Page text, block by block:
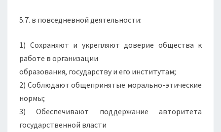
5.7. в повседневной деятельности:
1) Сохраняют и укрепляют доверие общества к
работе в организации
образования, государству и его институтам;
2) Соблюдают общепринятые морально-этические
нормы;
3) Обеспечивают поддержание авторитета
государственной власти